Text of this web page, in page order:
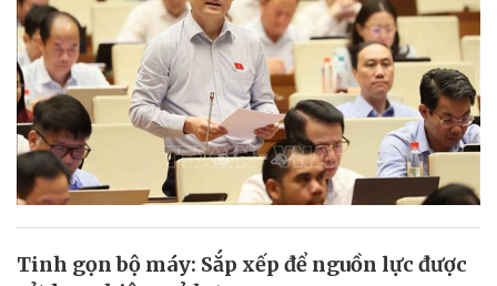
Tinh gọn bộ máy: Sắp xếp để nguồn lực được